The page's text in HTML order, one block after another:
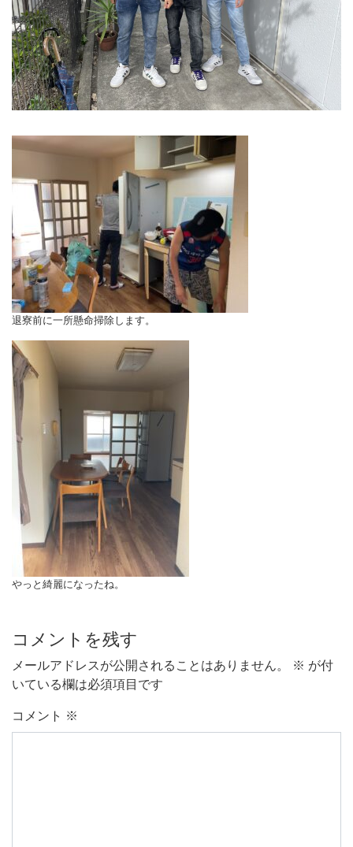
退寮前に一所懸命掃除します。
やっと綺麗になったね。
コメントを残す
メールアドレスが公開されることはありません。 ※ が付
いている欄は必須項目です
コメント ※